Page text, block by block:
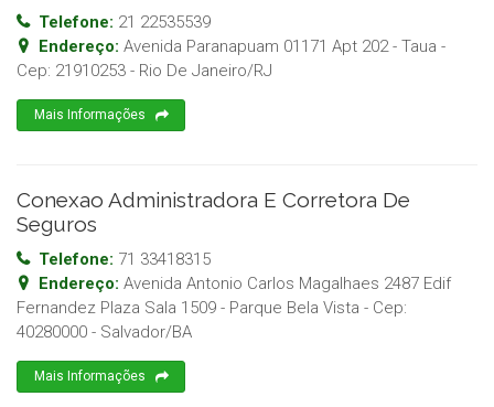
Telefone: 21 22535539
Endereço: Avenida Paranapuam 01171 Apt 202 - Taua -
Cep: 21910253 - Rio De Janeiro/RJ
Mais Informações
Conexao Administradora E Corretora De
Seguros
Telefone: 71 33418315
Endereço: Avenida Antonio Carlos Magalhaes 2487 Edif
Fernandez Plaza Sala 1509 - Parque Bela Vista - Cep:
40280000 - Salvador/BA
Mais Informações